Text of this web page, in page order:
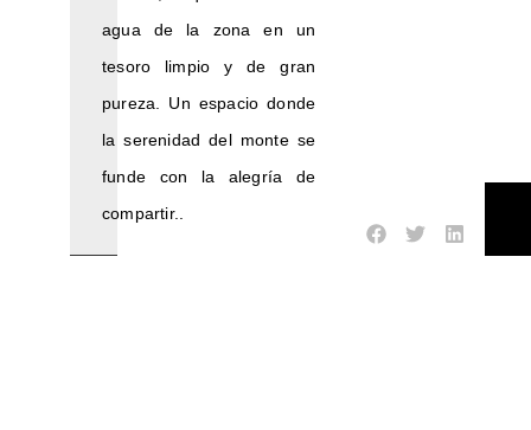
agua de la zona en un
tesoro limpio y de gran
pureza. Un espacio donde
la serenidad del monte se
funde con la alegría de
compartir..